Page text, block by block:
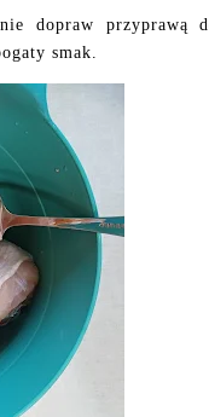
dopraw przyprawą
smak.